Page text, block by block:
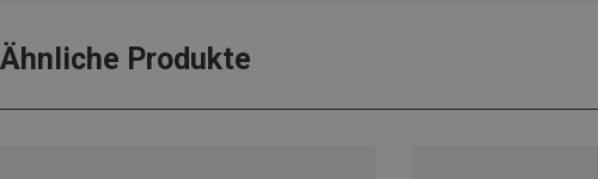
Ähnliche Produkte